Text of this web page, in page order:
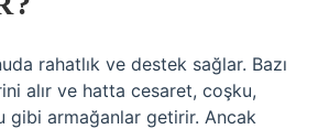
rahatlık ve destek sağlar. Bazı
alır ve hatta cesaret, coşku,
gibi armağanlar getirir. Ancak